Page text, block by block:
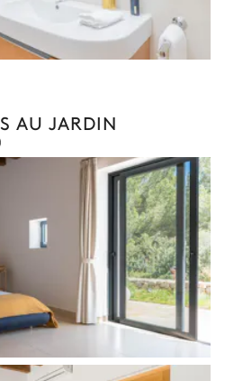
AU JARDIN